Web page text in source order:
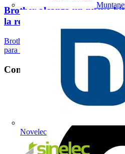
Novelec
Brother alcanza un nuevo
la recogida...
Brother alcanza las 100.000 unidades
para reciclar en España, consolidando
Contacto